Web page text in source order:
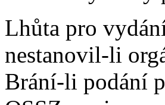
Lhůta pro
nestanovil-li
Brání-li podání